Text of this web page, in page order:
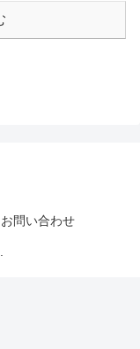
お問い合わせ